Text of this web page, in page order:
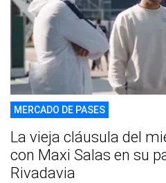
MERCADO DE PASES
La vieja cláusula del
con Maxi Salas en su
Rivadavia